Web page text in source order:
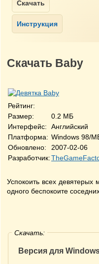
Скачать Baby
Рейтинг:
Размер:
0.2 МБ
Интерфейс:
Английский
Платформа: Windows 98/
Обновлено:
2007-02-06
Разработчик:
Успокоить всех девятерых
одного беспокоите
Скачать:
Версия для